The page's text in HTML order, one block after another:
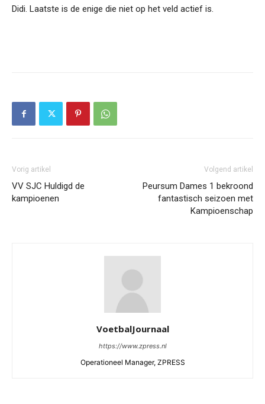
Didi. Laatste is de enige die niet op het veld actief is.
Vorig artikel
VV SJC Huldigd de
kampioenen
Volgend artikel
Peursum Dames 1 bekroond
fantastisch seizoen met
Kampioenschap
VoetbalJournaal
https://www.zpress.nl
Operationeel Manager, ZPRESS